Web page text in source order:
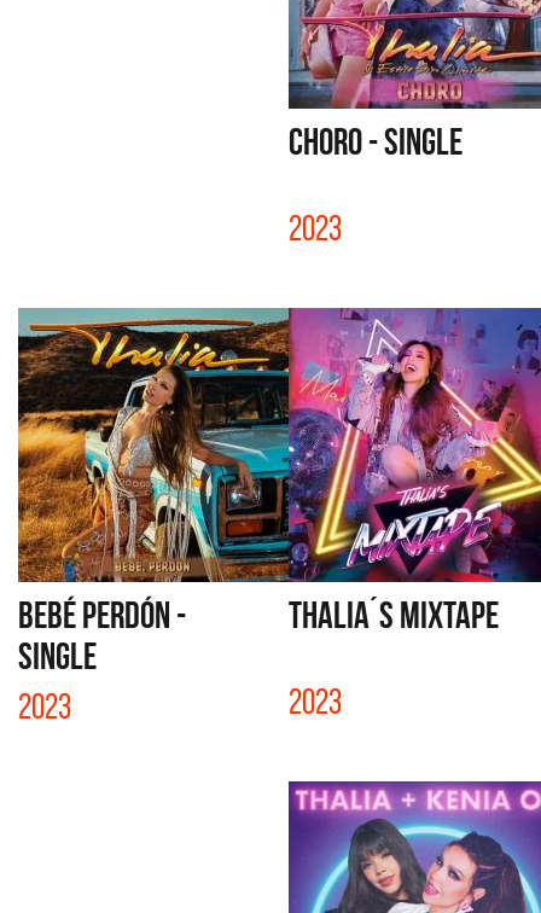
CHORO - SINGLE
2023
BEBÉ PERDÓN -
SINGLE
2023
THALIA´S MIXTAPE
2023